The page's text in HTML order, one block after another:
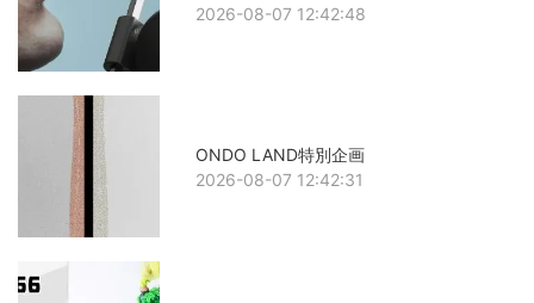
2026-08-07 12:42:48
ONDO LAND特別企画
2026-08-07 12:42:31